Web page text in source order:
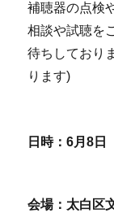
補聴器の点検
相談や試聴を
待ちしており
ります)
日時：6月8
会場：太白区